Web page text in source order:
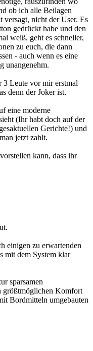
ob ich alle Beilagen
versagt, nicht der User. Es
gedrückt habe und den
weiß, geht es schneller,
zu euch, die dann
- auch wenn es eine
unangenehm.
3 Leute vor mir erstmal
denn der Joker ist.
eine moderne
(Ihr habt doch auf der
Gerichte!) und
jetzt zahlt.
kann, dass ihr
einigen zu erwartenden
mit dem System klar
sparsamen
größtmöglichen Komfort
Bordmitteln umgebauten